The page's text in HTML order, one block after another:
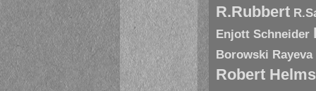
R.Rubbert
Enjott Schneider
Borowski Rayeva
Robert